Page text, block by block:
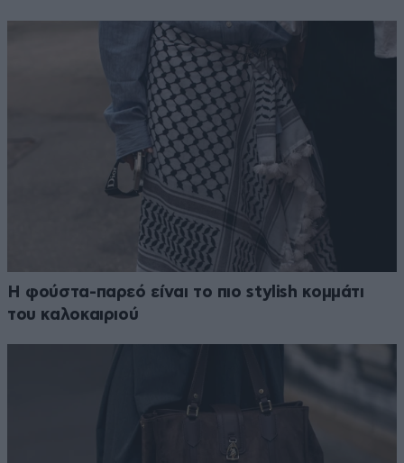
Η φούστα-παρεό είναι το πιο stylish κομμάτι
του καλοκαιριού